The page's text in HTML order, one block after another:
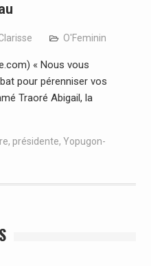
O'Feminin
« Nous vous
pour pérenniser vos
Traoré Abigail, la
, présidente, Yopugon-